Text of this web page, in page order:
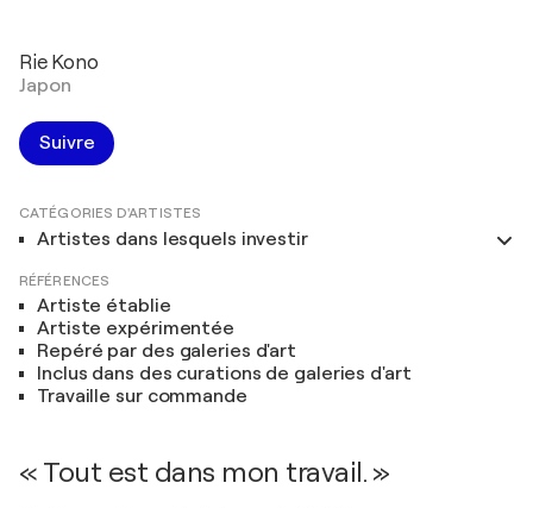
Rie Kono
Japon
Suivre
CATÉGORIES D'ARTISTES
Artistes dans lesquels investir
RÉFÉRENCES
Artiste établie
Artiste expérimentée
Repéré par des galeries d'art
Inclus dans des curations de galeries d'art
Travaille sur commande
« Tout est dans mon travail. »